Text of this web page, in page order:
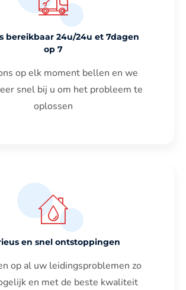
bereikbaar 24u/24u et 7dagen
op 7
op elk moment bellen en we
snel bij u om het probleem te
oplossen
en snel ontstoppingen
op al uw leidingsproblemen zo
en met de beste kwaliteit